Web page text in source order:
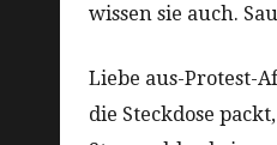
wissen sie auch.
Liebe aus-Protest-
die Steckdose